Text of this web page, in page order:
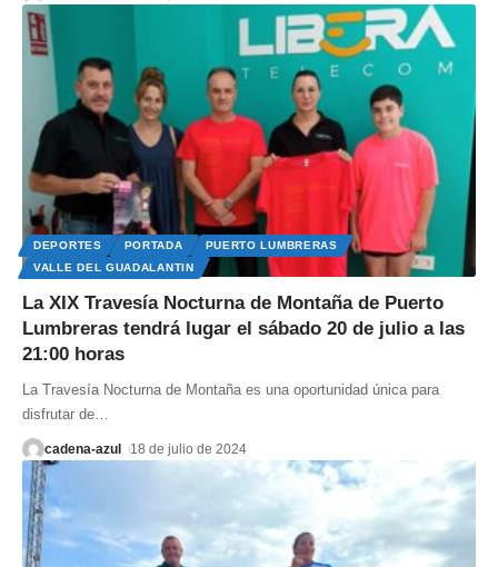
DEPORTES PORTADA
PUERTO LUMBRERAS
VALLE DEL GUADALANTIN
La XIX Travesía Nocturna de Montaña de Puerto
Lumbreras tendrá lugar el sábado 20 de julio a las
21:00 horas
La Travesía Nocturna de Montaña es una oportunidad única para
disfrutar de…
cadena-azul 18 de julio de 2024